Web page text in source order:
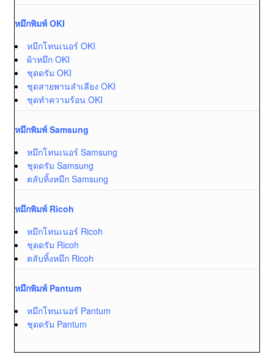
หมึกพิมพ์ OKI
หมึกโทนเนอร์ OKI
ผ้าหมึก OKI
ชุดดรัม OKI
ชุดสายพานลำเลียง OKI
ชุดทำความร้อน OKI
หมึกพิมพ์ Samsung
หมึกโทนเนอร์ Samsung
ชุดดรัม Samsung
ตลับทิ้งหมึก Samsung
หมึกพิมพ์ Ricoh
หมึกโทนเนอร์ Ricoh
ชุดดรัม Ricoh
ตลับทิ้งหมึก Ricoh
หมึกพิมพ์ Pantum
หมึกโทนเนอร์ Pantum
ชุดดรัม Pantum